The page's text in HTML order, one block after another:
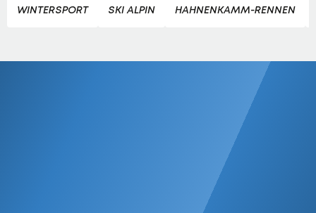
WINTERSPORT SKI ALPIN HAHNENKAMM-RENNEN